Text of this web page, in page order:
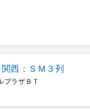
西：ＳＭ３列
プラザＢＴ